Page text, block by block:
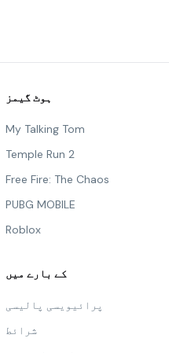
ہوٹ گیمز
My Talking Tom
Temple Run 2
Free Fire: The Chaos
PUBG MOBILE
Roblox
کے بارے میں
پرائیویسی پالیسی
شرائط